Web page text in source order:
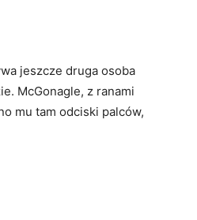
Absolwentka City University of New
w zawodzie. Należy do NYC
jeszcze druga osoba
McGonagle, z ranami
mu tam odciski palców,